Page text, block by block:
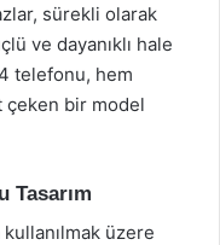
sürekli olarak
ve dayanıklı hale
telefonu, hem
çeken bir model
Tasarım
üzere